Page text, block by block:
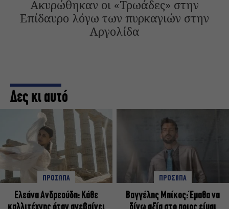
Ακυρώθηκαν οι «Τρωάδες» στην
Επίδαυρο λόγω των πυρκαγιών στην
Αργολίδα
Δες κι αυτό
ΠΡΟΣΩΠΑ
Ελεάνα Ανδρεούδη: Κάθε
ΠΡΟΣΩΠΑ
Βαγγέλης Μπίκος: Έμαθα να